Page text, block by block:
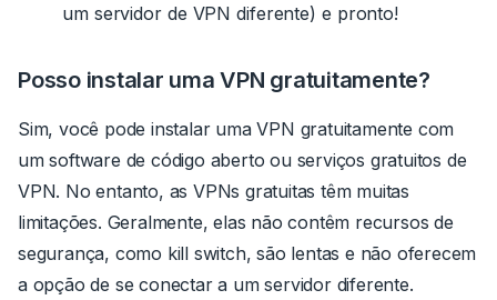
um servidor de VPN diferente) e pronto!
Posso instalar uma VPN gratuitamente?
Sim, você pode instalar uma VPN gratuitamente com
um software de código aberto ou serviços gratuitos de
VPN. No entanto, as VPNs gratuitas têm muitas
limitações. Geralmente, elas não contêm recursos de
segurança, como kill switch, são lentas e não oferecem
a opção de se conectar a um servidor diferente.